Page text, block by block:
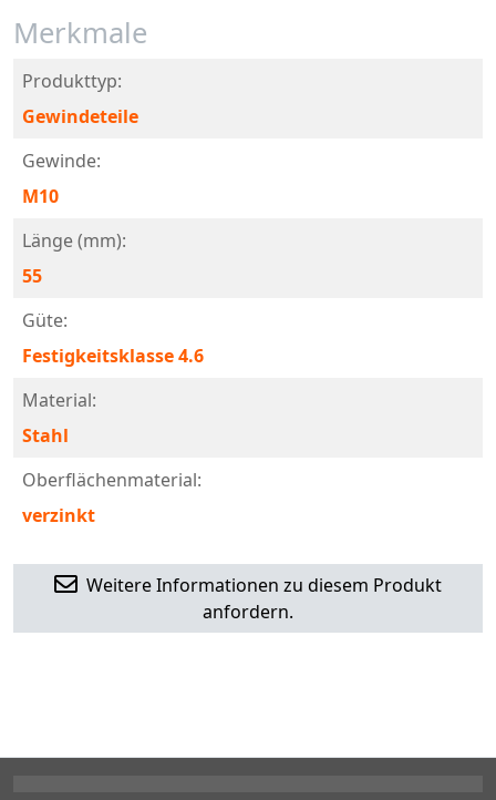
Merkmale
Produkttyp:
Gewindeteile
Gewinde:
M10
Länge (mm):
55
Güte:
Festigkeitsklasse 4.6
Material:
Stahl
Oberflächenmaterial:
verzinkt
Weitere Informationen zu diesem Produkt
anfordern.